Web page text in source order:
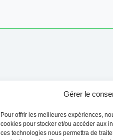
Gérer le
Pour offrir les meilleures expériences,
cookies pour stocker et/ou accéder aux
ces technologies nous permettra de